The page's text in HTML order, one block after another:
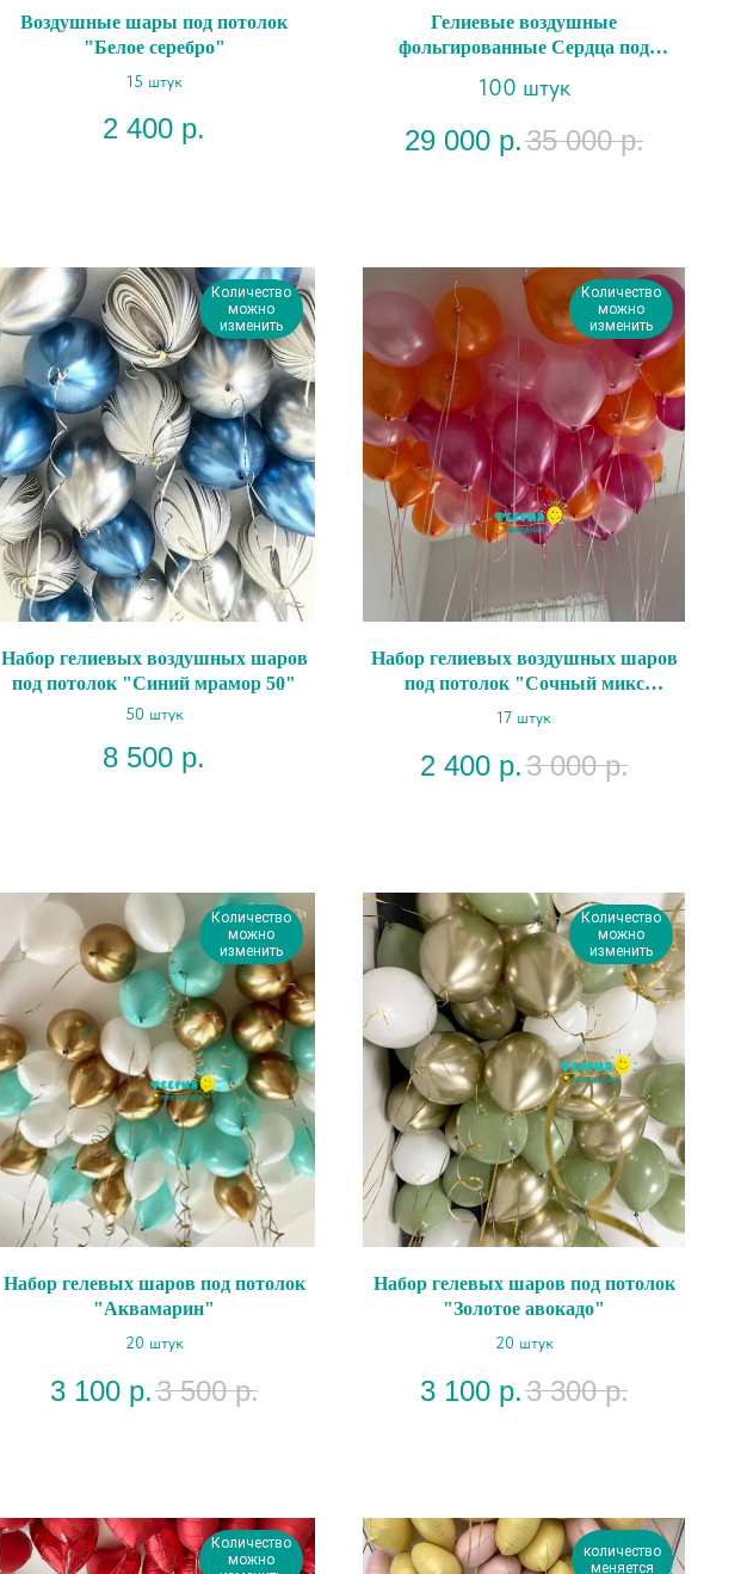
Воздушные шары под потолок
"Белое серебро"
15 штук
2 400 р.
Гелиевые воздушные
фольгированные Сердца под
100 штук
29 000 р.35 000 р.
Количество
можно
изменить
Набор гелиевых воздушных шаров
под потолок "Синий мрамор 50"
50 штук
8 500 р.
Количество
можно
изменить
Набор гелиевых воздушных шаров
под потолок "Сочный микс
металлик"
17 штук
2 400 р.3 000 р.
Количество
можно
изменить
Набор гелевых шаров под потолок
"Аквамарин"
20 штук
3 100 р.3 500 р.
Количество
можно
изменить
Набор гелевых шаров под потолок
"Золотое авокадо"
20 штук
3 100 р.3 300 р.
Количество
можно
количество
меняется